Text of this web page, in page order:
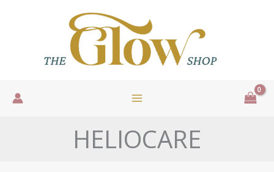
HELIOCARE